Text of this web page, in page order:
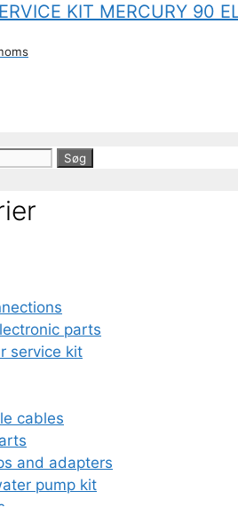
KIT MERCURY 90
Søg
parts
service kit
cables
and adapters
pump kit